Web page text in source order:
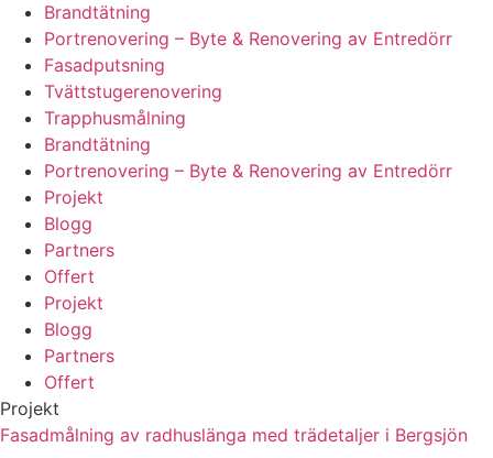
Brandtätning
Portrenovering – Byte & Renovering av Entredörr
Fasadputsning
Tvättstugerenovering
Trapphusmålning
Brandtätning
Portrenovering – Byte & Renovering av Entredörr
Projekt
Blogg
Partners
Offert
Projekt
Blogg
Partners
Offert
Projekt
Fasadmålning av radhuslänga med trädetaljer i Bergsjön